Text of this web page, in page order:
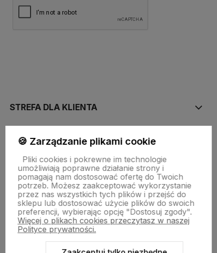
STREFA DLA KLIENTA
PŁATNOŚĆ I DOSTAWA
STRONY INFORMACYJNE
POMOC DLA KLIENTA
🍪 Zarządzanie plikami cookie
Pliki cookies i pokrewne im technologie
umożliwiają poprawne działanie strony i
pomagają nam dostosować ofertę do Twoich
potrzeb. Możesz zaakceptować wykorzystanie
przez nas wszystkich tych plików i przejść do
sklepu lub dostosować użycie plików do swoich
preferencji, wybierając opcję "Dostosuj zgody".
Więcej o plikach cookies przeczytasz w naszej
Polityce prywatności.